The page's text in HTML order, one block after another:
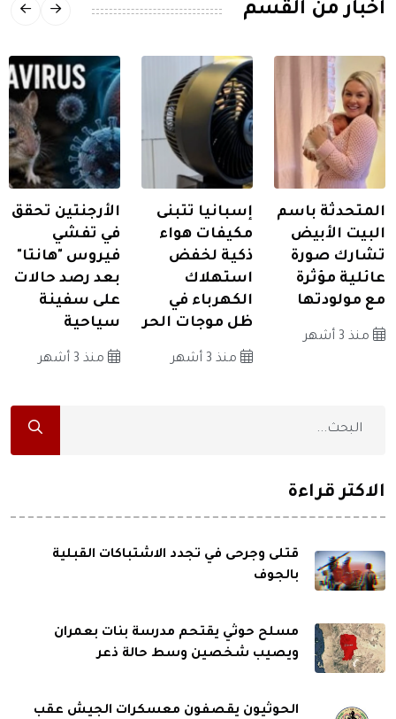
اخبار من القسم
المتحدثة باسم
البيت الأبيض
تشارك صورة
عائلية مؤثرة
مع مولودتها
منذ 3 أشهر
إسبانيا تتبنى
مكيفات هواء
ذكية لخفض
استهلاك
الكهرباء في
ظل موجات الحر
منذ 3 أشهر
الأرجنتين تحقق
في تفشي
فيروس "هانتا"
بعد رصد حالات
على سفينة
سياحية
منذ 3 أشهر
الاكثر قراءة
قتلى وجرحى في تجدد الاشتباكات القبلية
بالجوف
مسلح حوثي يقتحم مدرسة بنات بعمران
ويصيب شخصين وسط حالة ذعر
الحوثيون يقصفون معسكرات الجيش عقب